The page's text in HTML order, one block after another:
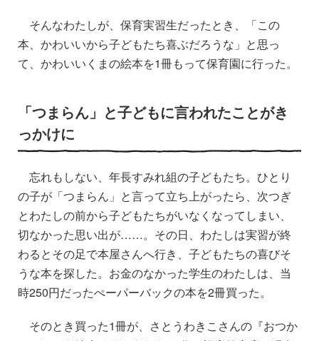
そんなわたしが、保育実習生だったとき、「この
本、かわいいから子どもたち喜ぶだろうな」と思っ
て、かわいいくまの絵本を1冊もって保育園に行った。
「つまらん」と子どもに言われたことがき
っかけに
忘れもしない、年長すみれ組の子どもたち。ひとり
の子が「つまらん」と言って立ち上がったら、次つぎ
とわたしの前から子どもたちがいなくなってしまい、
切なかった思い出が……。その日、わたしは実習が終
わるとその足で本屋さんへ行き、子どもたちの喜びそ
うな本を探した。お金のなかった学生のわたしは、当
時250円だったぺーパーバックの本を2冊買った。
そのとき買った1冊が、さとうわきこさんの『おつか